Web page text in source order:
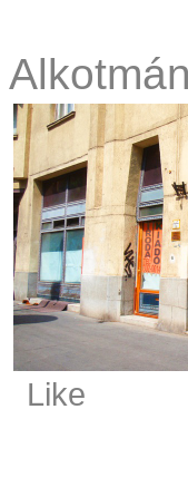
Like